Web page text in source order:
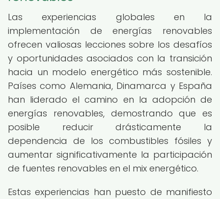
Las experiencias globales en la
implementación de energías renovables
ofrecen valiosas lecciones sobre los desafíos
y oportunidades asociados con la transición
hacia un modelo energético más sostenible.
Países como Alemania, Dinamarca y España
han liderado el camino en la adopción de
energías renovables, demostrando que es
posible reducir drásticamente la
dependencia de los combustibles fósiles y
aumentar significativamente la participación
de fuentes renovables en el mix energético.
Estas experiencias han puesto de manifiesto